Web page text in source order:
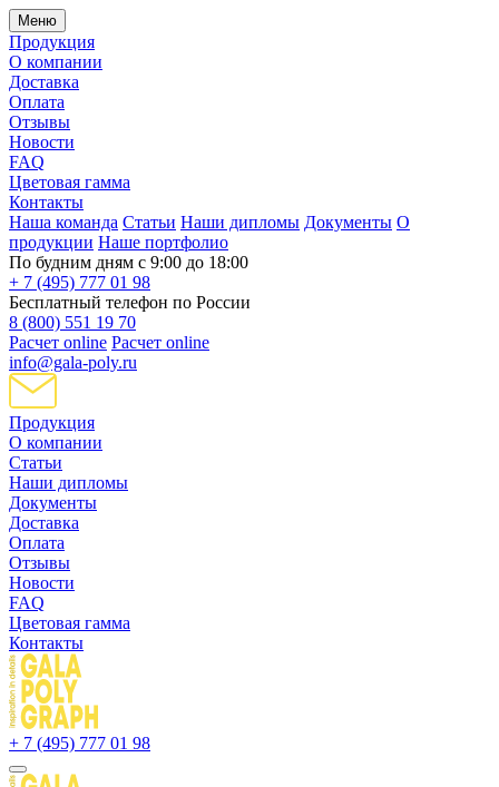
Меню
Продукция
О компании
Доставка
Оплата
Отзывы
Новости
FAQ
Цветовая гамма
Контакты
Наша команда Статьи Наши дипломы Документы О
продукции Наше портфолио
По будним дням с 9:00 до 18:00
+ 7 (495) 777 01 98
Бесплатный телефон по России
8 (800) 551 19 70
Расчет online Расчет online
info@gala-poly.ru
Продукция
О компании
Статьи
Наши дипломы
Документы
Доставка
Оплата
Отзывы
Новости
FAQ
Цветовая гамма
Контакты
+ 7 (495) 777 01 98